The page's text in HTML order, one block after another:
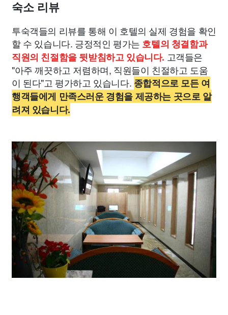
숙소 리뷰
투숙객들의 리뷰를 통해 이 호텔의 실제 경험을 확인
할 수 있습니다. 긍정적인 평가는 호텔의 청결함과
직원의 친절함을 뒷받침하고 있습니다. 고객들은
"아주 깨끗하고 저렴하며, 직원들이 친절하고 도움
이 된다"고 평가하고 있습니다. 종합적으로 모든 여
행객들에게 만족스러운 경험을 제공하는 곳으로 알
려져 있습니다.